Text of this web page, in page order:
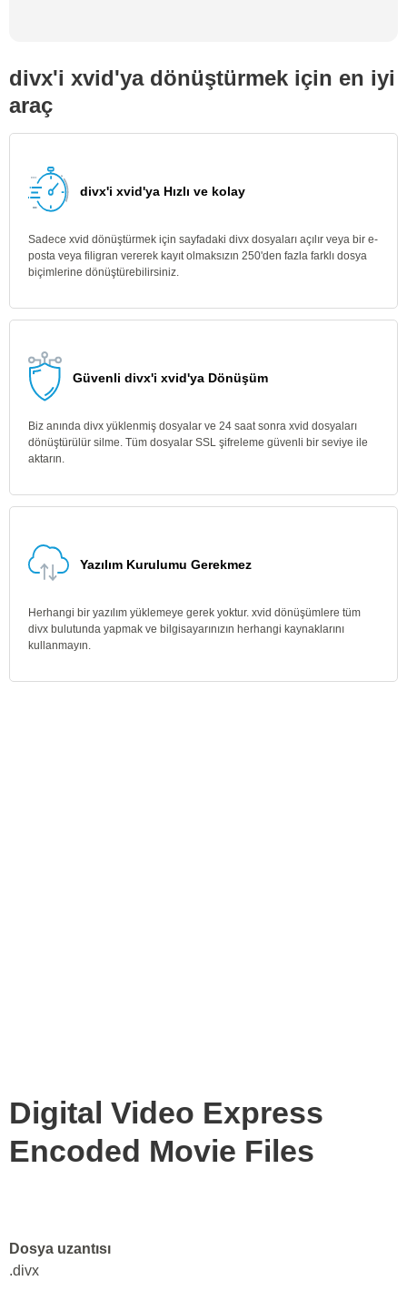
divx'i xvid'ya dönüştürmek için en iyi
araç
divx'i xvid'ya Hızlı ve kolay
Sadece xvid dönüştürmek için sayfadaki divx dosyaları açılır veya bir e-
posta veya filigran vererek kayıt olmaksızın 250'den fazla farklı dosya
biçimlerine dönüştürebilirsiniz.
Güvenli divx'i xvid'ya Dönüşüm
Biz anında divx yüklenmiş dosyalar ve 24 saat sonra xvid dosyaları
dönüştürülür silme. Tüm dosyalar SSL şifreleme güvenli bir seviye ile
aktarın.
Yazılım Kurulumu Gerekmez
Herhangi bir yazılım yüklemeye gerek yoktur. xvid dönüşümlere tüm
divx bulutunda yapmak ve bilgisayarınızın herhangi kaynaklarını
kullanmayın.
Digital Video Express
Encoded Movie Files
Dosya uzantısı
.divx